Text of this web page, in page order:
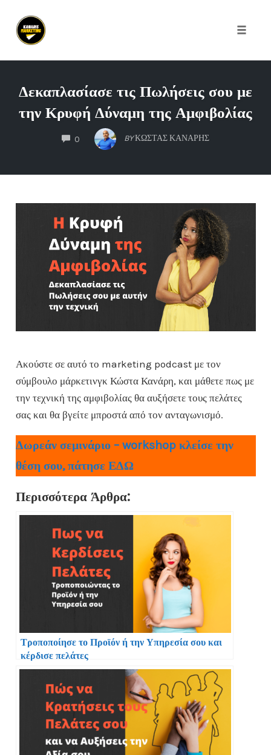
contentΔεκαπλασίασε τις Πωλήσεις σου με
την Κρυφή Δύναμη της Αμφιβολίας
0
COMMENTS
BY ΚΏΣΤΑΣ ΚΑΝΆΡΗΣ
Ακούστε σε αυτό το marketing podcast με τον
σύμβουλο μάρκετινγκ Κώστα Κανάρη, και μάθετε πως με
την τεχνική της αμφιβολίας θα αυξήσετε τους πελάτες
σας και θα βγείτε μπροστά από τον ανταγωνισμό.
Δωρεάν σεμινάριο – workshop κλείσε την
θέση σου, πάτησε ΕΔΩ
Περισσότερα Άρθρα:
Τροποποίησε το Προϊόν ή την Υπηρεσία σου και
κέρδισε πελάτες